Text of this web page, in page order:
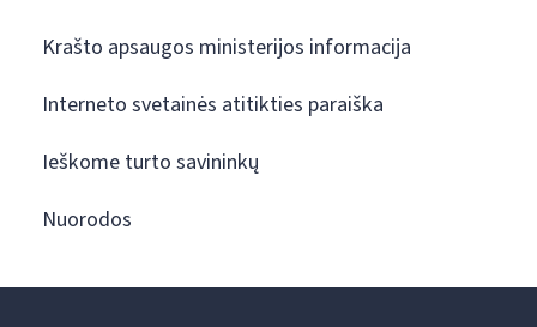
Krašto apsaugos ministerijos informacija
Interneto svetainės atitikties paraiška
Ieškome turto savininkų
Nuorodos